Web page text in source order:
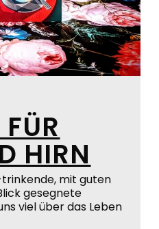
HIRN
mit guten
gesegnete
viel über das Leben